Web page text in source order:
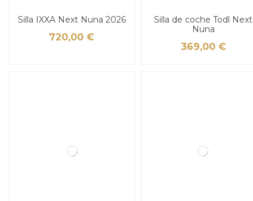
Silla IXXA Next Nuna 2026
720,00 €
Silla de coche Todl Next
Nuna
369,00 €